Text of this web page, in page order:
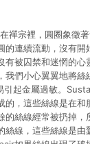
禪宗裡，圓圈象徵著
的連續流動，沒有開
有被囚禁和迷惘的心
我們小心翼翼地將
引起金屬過敏。
的，這些絲線是在
的絲線經常被扔掉
絲線，這些絲線是由